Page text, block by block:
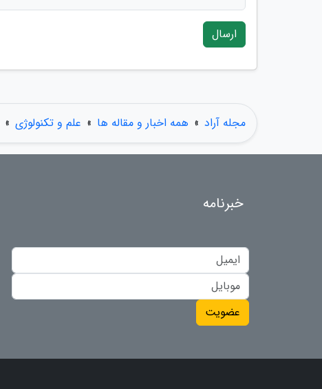
ارسال
مجله آراد » همه اخبار و مقاله ها » علم و تکنولوژی »
خبرنامه
عضویت